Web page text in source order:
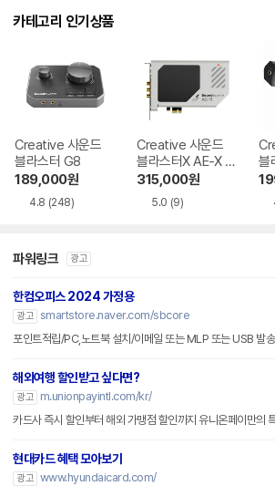
카테고리 인기상품
Creative 사운드
블라스터 G8
189,000원
4.8 (248)
Creative 사운드
블라스터X AE-X P
CI-e
315,000원
5.0 (9)
블
파워링크 광고
한컴오피스 2024 가정용
광고 smartstore.naver.com/sbcore
포인트적립/PC,노트북 설치/이메일 또는 MLP 또는 USB 발
해외여행 할인받고 싶다면?
광고
m.unionpayintl.com/kr/
카드사 즉시 할인부터 해외 가맹점 할인까지 유니온페이만의
현대카드 혜택 모아보기
광고 www.hyundaicard.com/